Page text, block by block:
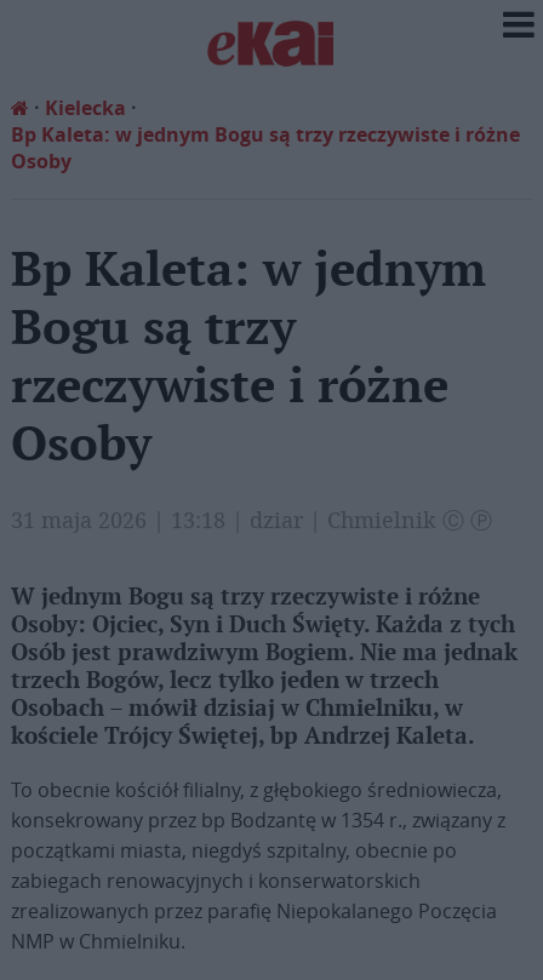
Kielecka
Bp Kaleta: w jednym Bogu są trzy rzeczywiste i różne
Osoby
Bp Kaleta: w jednym
Bogu są trzy
rzeczywiste i różne
Osoby
31 maja 2026 | 13:18 | dziar | Chmielnik Ⓒ Ⓟ
W jednym Bogu są trzy rzeczywiste i różne
Osoby: Ojciec, Syn i Duch Święty. Każda z tych
Osób jest prawdziwym Bogiem. Nie ma jednak
trzech Bogów, lecz tylko jeden w trzech
Osobach – mówił dzisiaj w Chmielniku, w
kościele Trójcy Świętej, bp Andrzej Kaleta.
To obecnie kościół filialny, z głębokiego średniowiecza,
konsekrowany przez bp Bodzantę w 1354 r., związany z
początkami miasta, niegdyś szpitalny, obecnie po
zabiegach renowacyjnych i konserwatorskich
zrealizowanych przez parafię Niepokalanego Poczęcia
NMP w Chmielniku.